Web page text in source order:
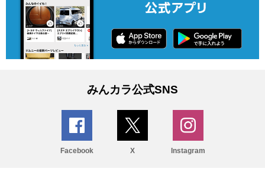
みんカラ公式SNS
Facebook X Instagram